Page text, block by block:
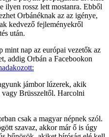
ilyen rossz lett mostanra. Ebből
Orbánéknak az az igénye,
kedvező fejleményekről
után.
mint nap az európai vezetők az
addig Orbán a Facebookon
jámbor lúzerek, akik
Brüsszeltől. Harcolni
csak a magyar népnek szól.
szavaz, akkor már ő is úgy